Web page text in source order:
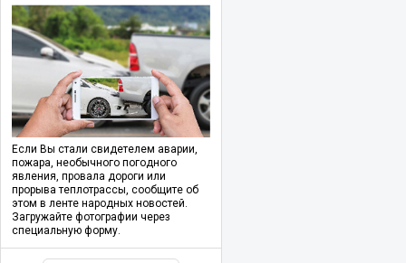
Если Вы стали свидетелем аварии,
пожара, необычного погодного
явления, провала дороги или
прорыва теплотрассы, сообщите об
этом в ленте народных новостей.
Загружайте фотографии через
специальную форму.